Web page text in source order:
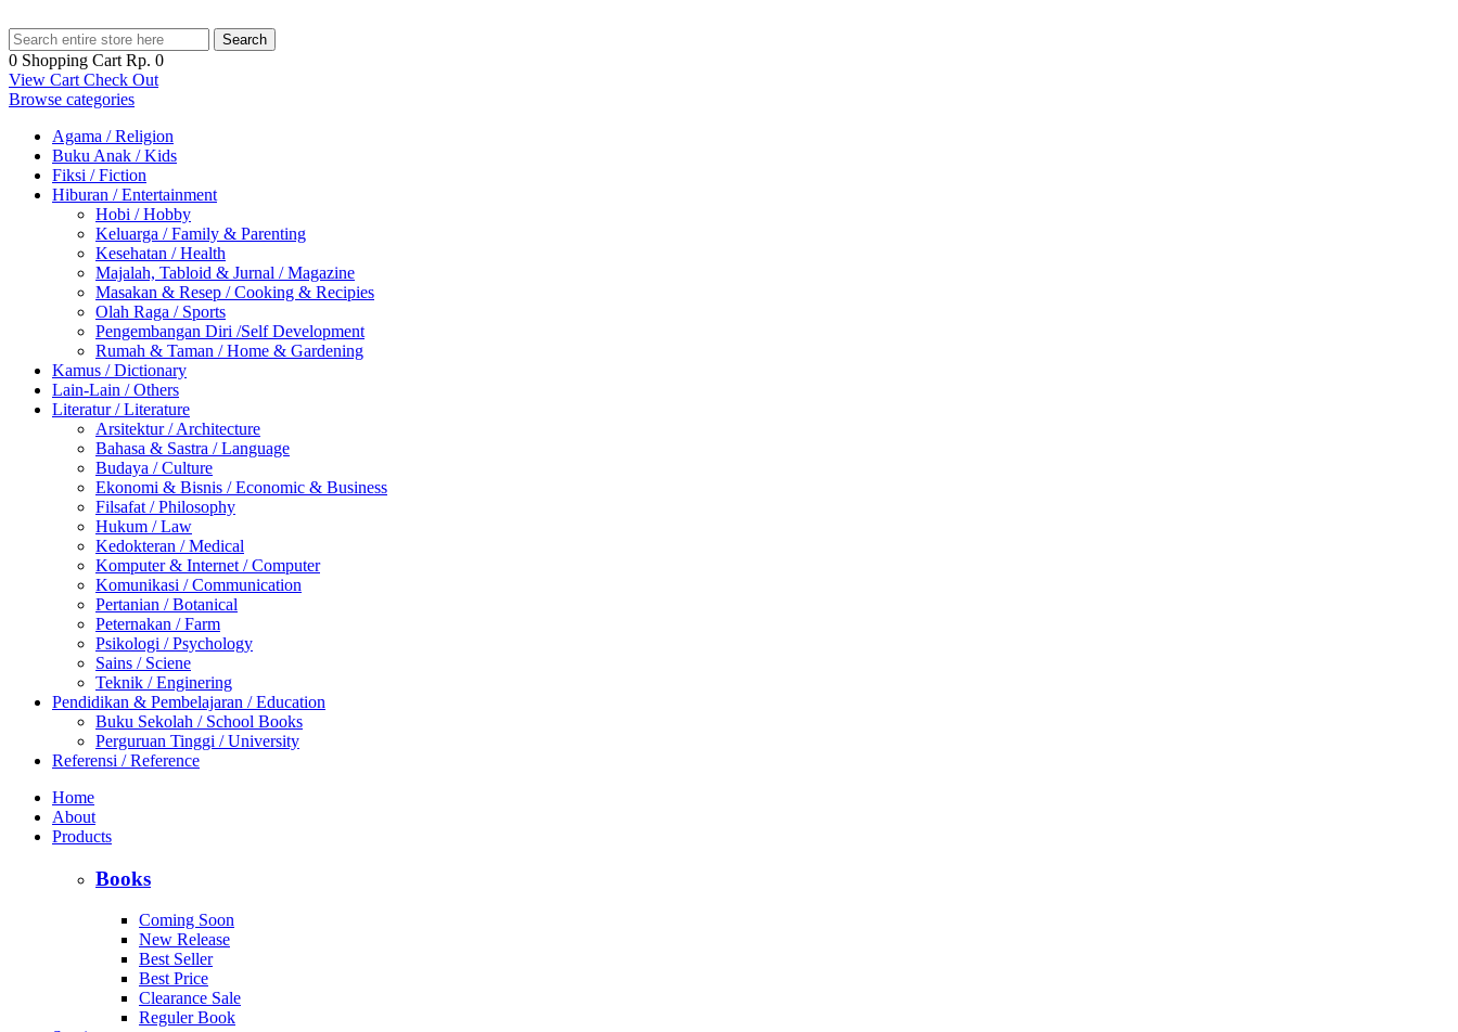
Search
0 Shopping Cart Rp. 0
View Cart Check Out
Browse categories
Agama / Religion
Buku Anak / Kids
Fiksi / Fiction
Hiburan / Entertainment
Hobi / Hobby
Keluarga / Family & Parenting
Kesehatan / Health
Majalah, Tabloid & Jurnal / Magazine
Masakan & Resep / Cooking & Recipies
Olah Raga / Sports
Pengembangan Diri /Self Development
Rumah & Taman / Home & Gardening
Kamus / Dictionary
Lain-Lain / Others
Literatur / Literature
Arsitektur / Architecture
Bahasa & Sastra / Language
Budaya / Culture
Ekonomi & Bisnis / Economic & Business
Filsafat / Philosophy
Hukum / Law
Kedokteran / Medical
Komputer & Internet / Computer
Komunikasi / Communication
Pertanian / Botanical
Peternakan / Farm
Psikologi / Psychology
Sains / Sciene
Teknik / Enginering
Pendidikan & Pembelajaran / Education
Buku Sekolah / School Books
Perguruan Tinggi / University
Referensi / Reference
Home
About
Products
Books
Coming Soon
New Release
Best Seller
Best Price
Clearance Sale
Reguler Book